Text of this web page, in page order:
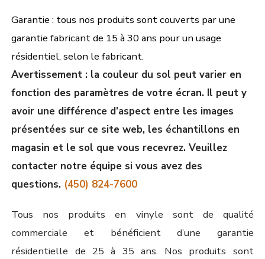
Garantie : tous nos produits sont couverts par une
garantie fabricant de 15 à 30 ans pour un usage
résidentiel, selon le fabricant.
Avertissement : la couleur du sol peut varier en
fonction des paramètres de votre écran. Il peut y
avoir une différence d’aspect entre les images
présentées sur ce site web, les échantillons en
magasin et le sol que vous recevrez. Veuillez
contacter notre équipe si vous avez des
questions. (450) 824-7600
Tous nos produits en vinyle sont de qualité
commerciale et bénéficient d’une garantie
résidentielle de 25 à 35 ans. Nos produits sont